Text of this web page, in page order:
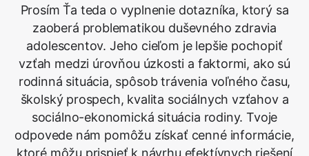
Prosím Ťa teda o vyplnenie dotazníka, ktorý sa
zaoberá problematikou duševného zdravia
adolescentov. Jeho cieľom je lepšie pochopiť
vzťah medzi úrovňou úzkosti a faktormi, ako sú
rodinná situácia, spôsob trávenia voľného času,
školský prospech, kvalita sociálnych vzťahov a
sociálno-ekonomická situácia rodiny. Tvoje
odpovede nám pomôžu získať cenné informácie,
ktoré môžu prispieť k návrhu efektívnych riešení